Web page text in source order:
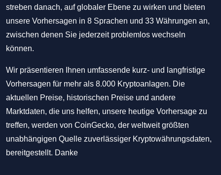
streben danach, auf globaler Ebene zu wirken und bieten
unsere Vorhersagen in 8 Sprachen und 33 Währungen an,
zwischen denen Sie jederzeit problemlos wechseln
können.
Wir präsentieren Ihnen umfassende kurz- und langfristige
Vorhersagen für mehr als 8.000 Kryptoanlagen. Die
aktuellen Preise, historischen Preise und andere
Marktdaten, die uns helfen, unsere heutige Vorhersage zu
treffen, werden von CoinGecko, der weltweit größten
unabhängigen Quelle zuverlässiger Kryptowährungsdaten,
bereitgestellt. Danke